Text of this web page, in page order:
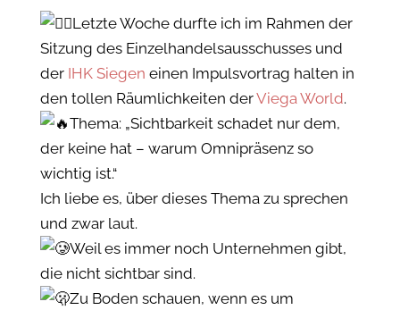
Letzte Woche durfte ich im Rahmen der
Sitzung des Einzelhandelsausschusses und
der IHK Siegen einen Impulsvortrag halten in
den tollen Räumlichkeiten derViega World.
Thema: „Sichtbarkeit schadet nur dem,
der keine hat – warum Omnipräsenz so
wichtig ist.“
Ich liebe es, über dieses Thema zu sprechen
und zwar laut.
Weil es immer noch Unternehmen gibt,
die nicht sichtbar sind.
Zu Boden schauen, wenn es um